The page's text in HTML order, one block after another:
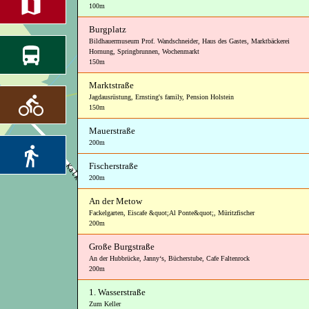
100m
Burgplatz
Bildhauermuseum Prof. Wandschneider, Haus des Gastes, Marktbäckerei
Hornung, Springbrunnen, Wochenmarkt
150m
Marktstraße
Jagdausrüstung, Ernsting's family, Pension Holstein
150m
Mauerstraße
200m
Fischerstraße
200m
An der Metow
Fackelgarten, Eiscafe &quot;Al Ponte&quot;, Müritzfischer
200m
Große Burgstraße
An der Hubbrücke, Janny‘s, Bücherstube, Cafe Faltenrock
200m
1. Wasserstraße
Zum Keller